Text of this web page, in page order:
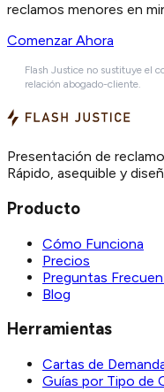
reclamos menores en
Comenzar Ahora
Flash Justice no sustituye el
relación abogado-cliente.
Presentación de
Rápido, asequible y
Producto
Cómo Funciona
Precios
Preguntas
Blog
Herramientas
Cartas de
Guías por Tipo de